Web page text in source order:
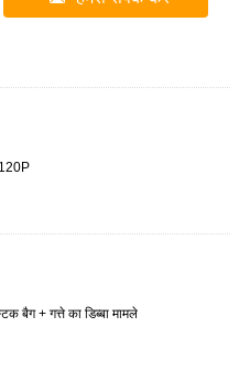
बैग + गत्ते का डिब्बा मामले